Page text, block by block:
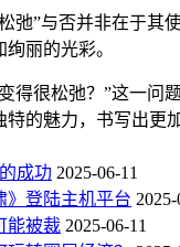
弛”与否并非在于
丽的光彩。
得很松弛？”这一
的魅力，书写出更
成功 2025-06-11
》登陆主机平台 2025-
能被裁 2025-06-11